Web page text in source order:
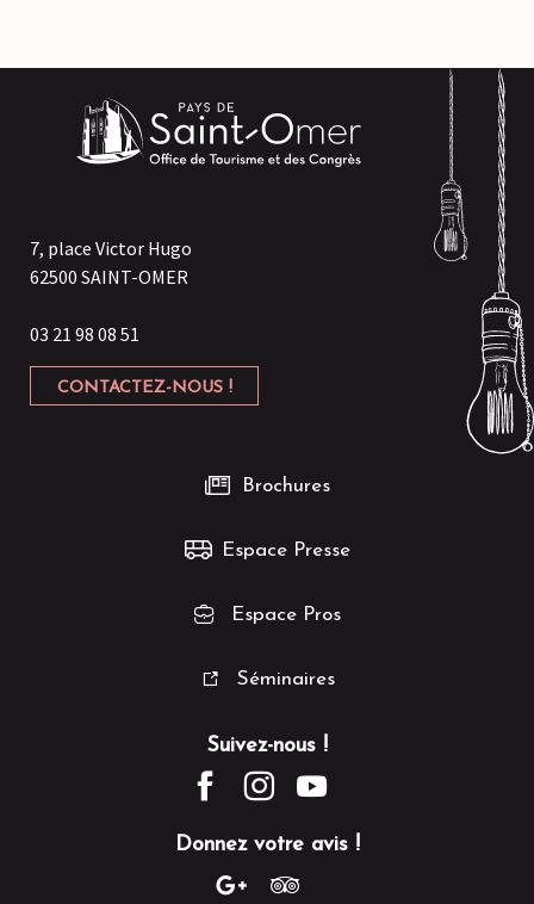
7, place Victor Hugo
62500 SAINT-OMER
03 21 98 08 51
CONTACTEZ-NOUS !
Suivez-nous !
Donnez votre avis !
Brochures
Espace Presse
Espace Pros
Séminaires